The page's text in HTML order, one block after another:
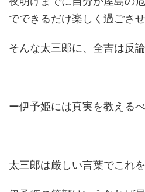
でできるだけ楽しく過ごさせ
そんな太三郎に、全吉は反論
ー伊予姫には真実を教える
太三郎は厳しい言葉でこれを